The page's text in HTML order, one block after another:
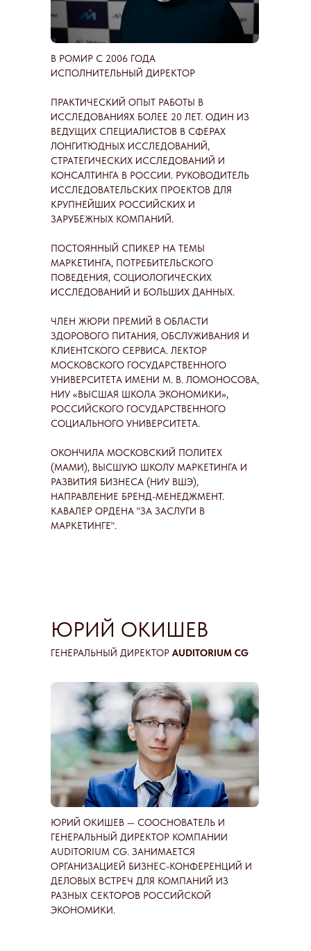
В РОМИР С 2006 ГОДА
ИСПОЛНИТЕЛЬНЫЙ ДИРЕКТОР
ПРАКТИЧЕСКИЙ ОПЫТ РАБОТЫ В
ИССЛЕДОВАНИЯХ БОЛЕЕ 20 ЛЕТ. ОДИН ИЗ
ВЕДУЩИХ СПЕЦИАЛИСТОВ В СФЕРАХ
ЛОНГИТЮДНЫХ ИССЛЕДОВАНИЙ,
СТРАТЕГИЧЕСКИХ ИССЛЕДОВАНИЙ И
КОНСАЛТИНГА В РОССИИ. РУКОВОДИТЕЛЬ
ИССЛЕДОВАТЕЛЬСКИХ ПРОЕКТОВ ДЛЯ
КРУПНЕЙШИХ РОССИЙСКИХ И
ЗАРУБЕЖНЫХ КОМПАНИЙ.
ПОСТОЯННЫЙ СПИКЕР НА ТЕМЫ
МАРКЕТИНГА, ПОТРЕБИТЕЛЬСКОГО
ПОВЕДЕНИЯ, СОЦИОЛОГИЧЕСКИХ
ИССЛЕДОВАНИЙ И БОЛЬШИХ ДАННЫХ.
ЧЛЕН ЖЮРИ ПРЕМИЙ В ОБЛАСТИ
ЗДОРОВОГО ПИТАНИЯ, ОБСЛУЖИВАНИЯ И
КЛИЕНТСКОГО СЕРВИСА. ЛЕКТОР
МОСКОВСКОГО ГОСУДАРСТВЕННОГО
УНИВЕРСИТЕТА ИМЕНИ М. В. ЛОМОНОСОВА,
НИУ «ВЫСШАЯ ШКОЛА ЭКОНОМИКИ»,
РОССИЙСКОГО ГОСУДАРСТВЕННОГО
СОЦИАЛЬНОГО УНИВЕРСИТЕТА.
ОКОНЧИЛА МОСКОВСКИЙ ПОЛИТЕХ
(МАМИ), ВЫСШУЮ ШКОЛУ МАРКЕТИНГА И
РАЗВИТИЯ БИЗНЕСА (НИУ ВШЭ),
НАПРАВЛЕНИЕ БРЕНД-МЕНЕДЖМЕНТ.
КАВАЛЕР ОРДЕНА "ЗА ЗАСЛУГИ В
МАРКЕТИНГЕ".
ЮРИЙ ОКИШЕВ — СООСНОВАТЕЛЬ И
ГЕНЕРАЛЬНЫЙ ДИРЕКТОР КОМПАНИИ
AUDITORIUM CG. ЗАНИМАЕТСЯ
ОРГАНИЗАЦИЕЙ БИЗНЕС-КОНФЕРЕНЦИЙ И
ДЕЛОВЫХ ВСТРЕЧ ДЛЯ КОМПАНИЙ ИЗ
РАЗНЫХ СЕКТОРОВ РОССИЙСКОЙ
ЭКОНОМИКИ.
ГЕНЕРАЛЬНЫЙ ДИРЕКТОР AUDITORIUM CG
ЮРИЙ ОКИШЕВ